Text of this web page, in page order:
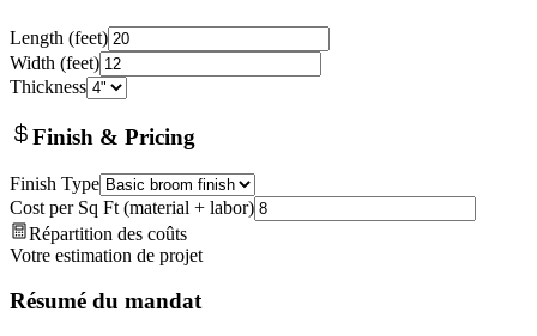
Length (feet)
Width (feet)
Thickness
Finish & Pricing
Finish Type
Cost per Sq Ft (material + labor)
Répartition des coûts
Votre estimation de projet
Résumé du mandat